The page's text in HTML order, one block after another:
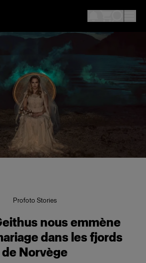
Profoto Stories
nous emmène
dans les fjords
de Norvège